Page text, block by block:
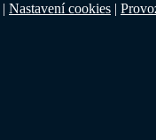
| Nastavení cookies |